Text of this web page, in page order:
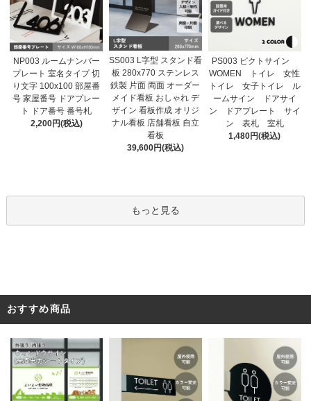
NP003 ルームナンバー
プレート 室名タイプ 切
り文字 100x100 部屋番
号 家屋番号 ドアプレー
ト ドア番号 番号札
2,200円(税込)
SS003 L字型 スタンド看
板 280x770 ステンレス
鉄製 片面 両面 オーダー
メイド看板 おしゃれ デ
ザイン 看板作成 オリジ
ナル看板 店舗看板 自立
看板
39,600円(税込)
PS003 ピクトサイン
WOMEN トイレ 女性
トイレ 女子トイレ ル
ームサイン ドアサイ
ン ドアプレート サイ
ン 表札 室札
1,480円(税込)
もっと見る
おすすめ商品